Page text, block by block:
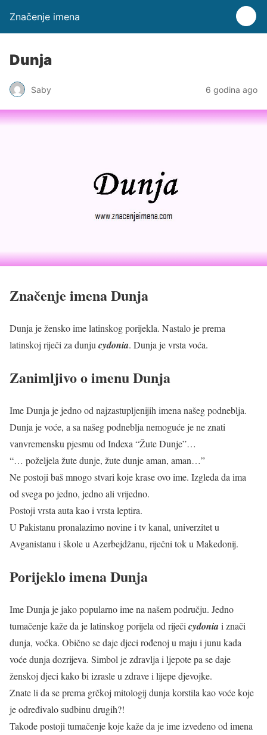
Značenje imena
Dunja
Saby 6 godina ago
Značenje imena Dunja
Dunja je žensko ime latinskog porijekla. Nastalo je prema
latinskoj riječi za dunju cydonia. Dunja je vrsta voća.
Zanimljivo o imenu Dunja
Ime Dunja je jedno od najzastupljenijih imena našeg podneblja.
Dunja je voće, a sa našeg podneblja nemoguće je ne znati
vanvremensku pjesmu od Indexa “Žute Dunje”…
“… poželjela žute dunje, žute dunje aman, aman…”
Ne postoji baš mnogo stvari koje krase ovo ime. Izgleda da ima
od svega po jedno, jedno ali vrijedno.
Postoji vrsta auta kao i vrsta leptira.
U Pakistanu pronalazimo novine i tv kanal, univerzitet u
Avganistanu i škole u Azerbejdžanu, riječni tok u Makedonij.
Porijeklo imena Dunja
Ime Dunja je jako popularno ime na našem području. Jedno
tumačenje kaže da je latinskog porijela od riječi cydoniai znači
dunja, voćka. Obično se daje djeci rođenoj u maju i junu kada
voće dunja dozrijeva. Simbol je zdravlja i ljepote pa se daje
ženskoj djeci kako bi izrasle u zdrave i lijepe djevojke.
Znate li da se prema grčkoj mitologij dunja korstila kao voće koje
je određivalo sudbinu drugih?!
Takođe postoji tumačenje koje kaže da je ime izvedeno od imena